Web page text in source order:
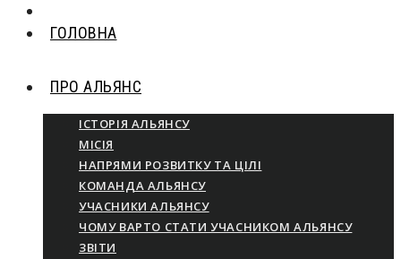
ГОЛОВНА
ПРО АЛЬЯНС
ІСТОРІЯ АЛЬЯНСУ
МІСІЯ
НАПРЯМИ РОЗВИТКУ ТА ЦІЛІ
КОМАНДА АЛЬЯНСУ
УЧАСНИКИ АЛЬЯНСУ
ЧОМУ ВАРТО СТАТИ УЧАСНИКОМ АЛЬЯНСУ
ЗВІТИ